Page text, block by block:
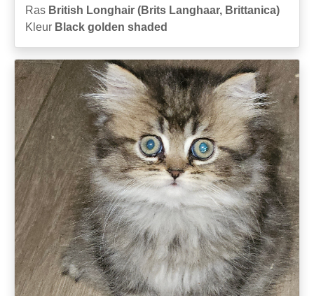
Ras British Longhair (Brits Langhaar, Brittanica)
Kleur Black golden shaded